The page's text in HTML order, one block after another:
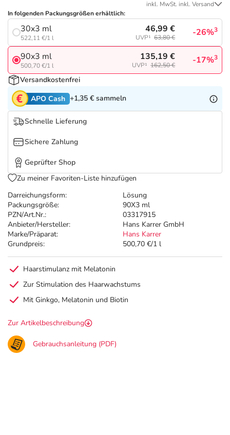
Tierapotheke
Vitamine & Mineralstoffe
Marken
Salus Deals
Darreichungsform:
Lösung
Packungsgröße:
90X3 ml
PZN/Art.Nr.:
03317915
Anbieter/Hersteller:
Hans Karrer GmbH
Marke/Präparat:
Hans Karrer
Grundpreis:
500,70 €/1 l
inkl. MwSt. inkl. Versand
In folgenden Packungsgrößen erhältlich:
30x3 ml
522,11 €/1 l
46,99 €
UVP¹ 63,80 € -26%3
90x3 ml
500,70 €/1 l
135,19 €
UVP¹ 162,50 € -17%3
Versandkostenfrei
APO Cash +1,35 € sammeln
Schnelle Lieferung
Sichere Zahlung
Geprüfter Shop
Zu meiner Favoriten-Liste hinzufügen
Haarstimulanz mit Melatonin
Zur Stimulation des Haarwachstums
Mit Ginkgo, Melatonin und Biotin
Zur Artikelbeschreibung
Gebrauchsanleitung (PDF)